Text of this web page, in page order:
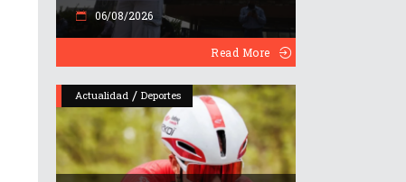
06/08/2026
Read More
Actualidad / Deportes